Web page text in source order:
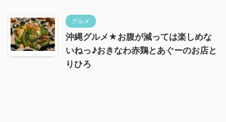
グルメ
沖縄グルメ★お腹が減っては楽しめな
いねっ♪おきなわ赤鶏とあぐーのお店と
りひろ